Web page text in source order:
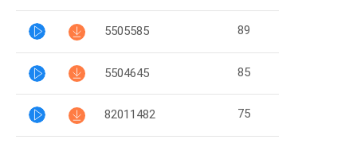
5505585 89
5504645 85
82011482 75